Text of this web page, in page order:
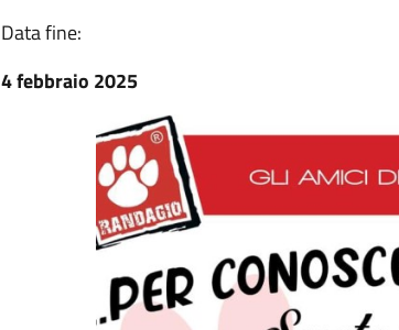
Data fine:
4 febbraio 2025